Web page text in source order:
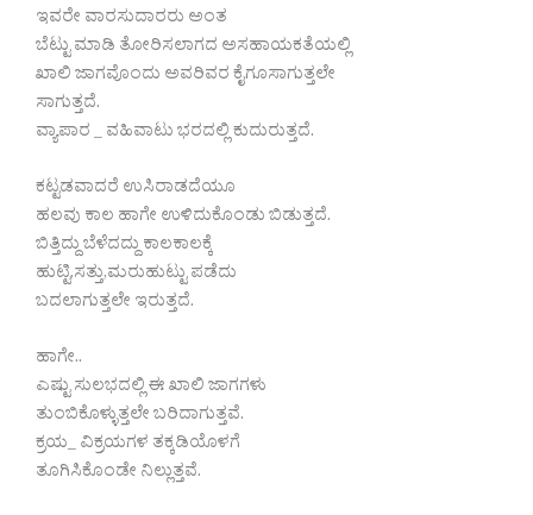
ಇವರೇ ವಾರಸುದಾರರು ಅಂತ
ಬೆಟ್ಟು ಮಾಡಿ ತೋರಿಸಲಾಗದ ಅಸಹಾಯಕತೆಯಲ್ಲಿ
ಖಾಲಿ ಜಾಗವೊಂದು ಅವರಿವರ ಕೈಗೂಸಾಗುತ್ತಲೇ
ಸಾಗುತ್ತದೆ.
ವ್ಯಾಪಾರ _ ವಹಿವಾಟು ಭರದಲ್ಲಿ ಕುದುರುತ್ತದೆ.
ಕಟ್ಟಡವಾದರೆ ಉಸಿರಾಡದೆಯೂ
ಹಲವು ಕಾಲ ಹಾಗೇ ಉಳಿದುಕೊಂಡು ಬಿಡುತ್ತದೆ.
ಬಿತ್ತಿದ್ದು ಬೆಳೆದದ್ದು ಕಾಲಕಾಲಕ್ಕೆ
ಹುಟ್ಟಿ,ಸತ್ತು,ಮರುಹುಟ್ಟು ಪಡೆದು
ಬದಲಾಗುತ್ತಲೇ ಇರುತ್ತದೆ.
ಹಾಗೇ..
ಎಷ್ಟು ಸುಲಭದಲ್ಲಿ ಈ ಖಾಲಿ ಜಾಗಗಳು
ತುಂಬಿಕೊಳ್ಳುತ್ತಲೇ ಬರಿದಾಗುತ್ತವೆ.
ಕ್ರಯ_ ವಿಕ್ರಯಗಳ ತಕ್ಕಡಿಯೊಳಗೆ
ತೂಗಿಸಿಕೊಂಡೇ ನಿಲ್ಲುತ್ತವೆ.